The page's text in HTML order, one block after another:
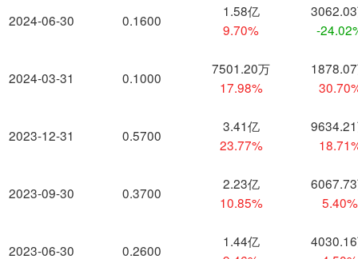
2024-06-30
2024-03-31
2023-12-31
2023-09-30
2023-06-30
0.1600
1.58亿
9.70%
-
0.1000
7501.20万
17.98%
0.5700
3.41亿
23.77%
0.3700
2.23亿
10.85%
5.40%
0.2600
1.44亿